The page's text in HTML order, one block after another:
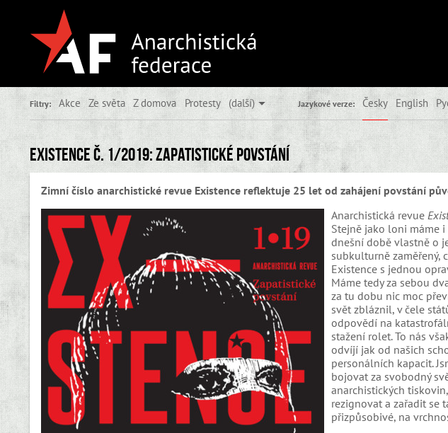
Filtry: Akce Ze světa Z domova Protesty (další) Jazykové verze: Česky English
Existence č. 1/2019: Zapatistické povstání
Zimní číslo anarchistické revue Existence reflektuje 25 let od zahájení povstání
Anarchistická revue
Stejně jako loni máme
dnešní době vlastně o
subkulturně zaměřený,
Existence s jednou
Máme tedy za sebou
za tu dobu nic moc
svět zbláznil, v čele
odpovědí na
stažení rolet. To nás
odvíjí jak od našich
personálních kapacit.
bojovat za svobodný
anarchistických
rezignovat a zařadit se
přizpůsobivé, na